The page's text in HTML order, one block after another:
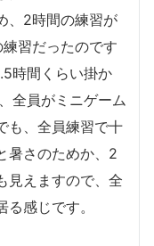
、2時間の練習が
習だったのです
時間くらい掛か
全員がミニゲーム
も、全員練習で十
暑さのためか、2
見えますので、全
感じです。